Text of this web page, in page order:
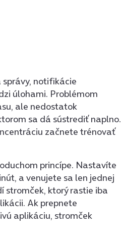
správy, notifikácie
úlohami. Problémom
ale nedostatok
sa dá sústrediť naplno.
začnete trénovať
princípe. Nastavíte
a venujete sa len jednej
stromček, ktorý rastie iba
Ak prepnete
aplikáciu, stromček